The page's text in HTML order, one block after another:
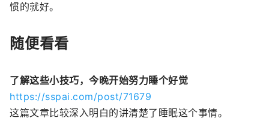
惯的就好。
随便看看
了解这些小技巧，今晚开始努力睡个好觉
https://sspai.com/post/71679
这篇文章比较深入明白的讲清楚了睡眠这个事情。